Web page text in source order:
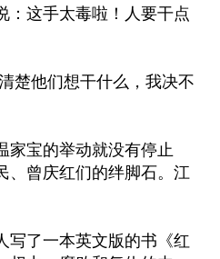
：这手太毒啦！人要干点
楚他们想干什么，我决不
家宝的举动就没有停止
、曾庆红们的绊脚石。江
写了一本英文版的书《红